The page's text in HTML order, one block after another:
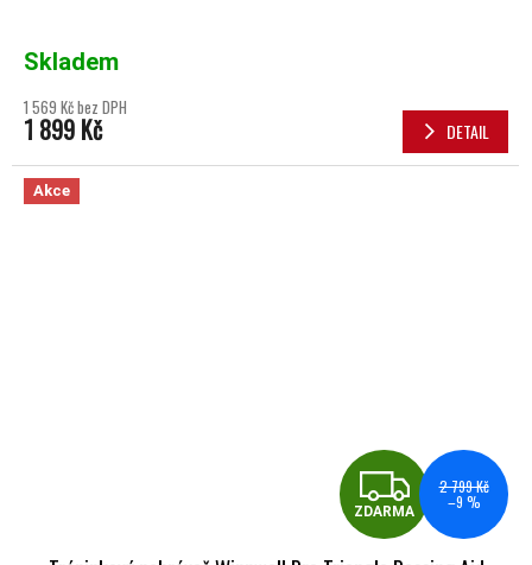
Skladem
1 569 Kč bez DPH
1 899 Kč DETAIL
Akce
ZDARMA
2 799 Kč
–9 %